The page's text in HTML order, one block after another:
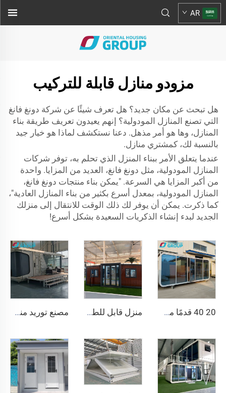
AR
مزودو منازل قابلة للتركيب
هل تبحث عن مكان جديد؟ هل تعرف شيئًا عن شركة دونغ فانغ
التي تصنع المنازل المودولية؟ إنهم يعيدون تعريف طريقة بناء
المنازل، وها هو أمر مذهل. دعنا نستكشف لماذا هو خيار جيد
بالنسبة لك، كمشتري منازل.
عندما يتعلق الأمر ببناء المنزل الذي تحلم به، توفر شركات
المنازل المودولية، مثل دونغ فانغ، العديد من المزايا. واحدة
من أكبر المزايا هي السرعة. "يمكن بناء منتجات دونغ فانغ،
المنازل المودولية، بمعدل أسرع بكثير من بناء المنازل العادية"،
كما ذكرت. يمكن أن يوفر لك ذلك الوقت للانتقال إلى منزلك
الجديد لبدء إنشاء الذكريات السعيدة بشكل أسرع!
20 40 قدمًا من المنازل الجاهزة الصغيرة النموذجية، حاوية مكتب منزل محمول من Apple، كابينة Apple متحركة منزل قابل للطي 20 قدمًا 40 قدمًا منزل حاوية محمول جاهز منزل متنقل قابل للتوسيع منزل متنقل مكون من 3 غرف نوم وحدات منزل مسبق الصنع قابل للتوسيع مصنع توريد منزل حاوية فاخر 20 قدمًا مريح منزل كبسولة مساحة صغيرة مسبق الصنع من الفولاذ سرير وحدات كابينة فندق للاستخدام المكتبي